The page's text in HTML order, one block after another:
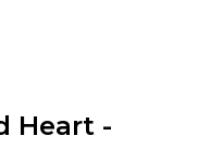
Heart -